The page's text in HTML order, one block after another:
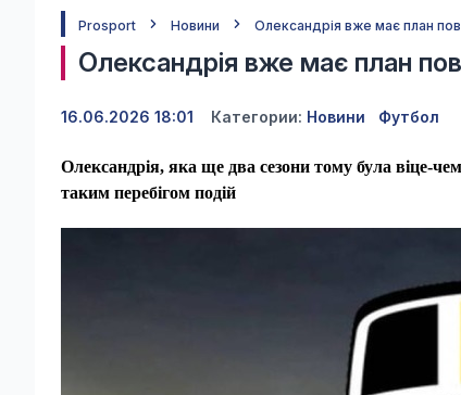
Prosport Новини Олександрія вже має план
Олександрія вже має план
16.06.2026 18:01 Категории: Новини Футбол
Олександрія, яка ще два сезони тому була віце-
таким перебігом подій